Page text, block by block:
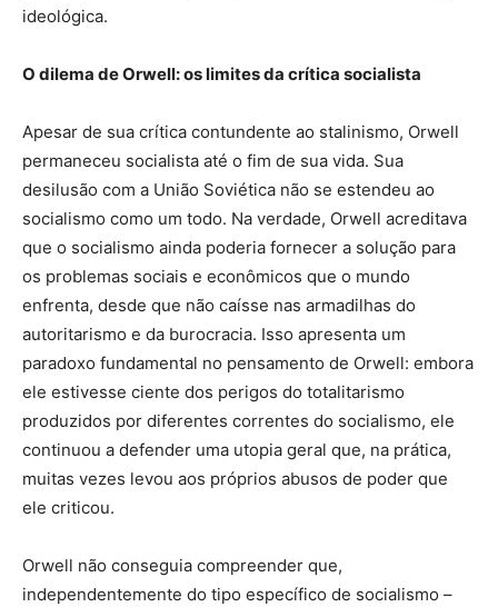
ideológica.
O dilema de Orwell: os limites da crítica socialista
Apesar de sua crítica contundente ao stalinismo, Orwell
permaneceu socialista até o fim de sua vida. Sua
desilusão com a União Soviética não se estendeu ao
socialismo como um todo. Na verdade, Orwell acreditava
que o socialismo ainda poderia fornecer a solução para
os problemas sociais e econômicos que o mundo
enfrenta, desde que não caísse nas armadilhas do
autoritarismo e da burocracia. Isso apresenta um
paradoxo fundamental no pensamento de Orwell: embora
ele estivesse ciente dos perigos do totalitarismo
produzidos por diferentes correntes do socialismo, ele
continuou a defender uma utopia geral que, na prática,
muitas vezes levou aos próprios abusos de poder que
ele criticou.
Orwell não conseguia compreender que,
independentemente do tipo específico de socialismo –